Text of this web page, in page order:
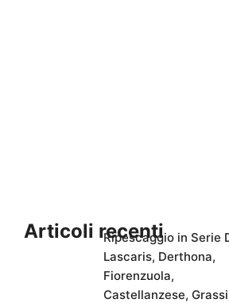
Articoli recenti
Ripescaggio in Serie
Lascaris, Derthona,
Fiorenzuola,
Castellanzese,